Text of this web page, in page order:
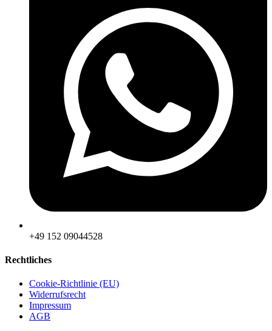
‪+49 152 09044528
Rechtliches
Cookie-Richtlinie (EU)
Widerrufsrecht
Impressum
AGB